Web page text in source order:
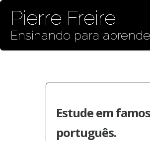
Pierre Freire
Ensinando para
Estude em
português.